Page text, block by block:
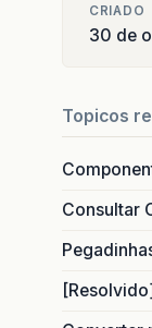
CRIADO
30 de
Topicos
Consultar